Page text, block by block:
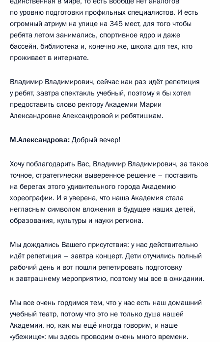
по уровню подготовки профильных специалистов. И есть
огромный атриум на улице на 345 мест, для того чтобы
ребята летом занимались, спортивное ядро и даже
бассейн, библиотека и, конечно же, школа для тех, кто
проживает в интернате.
Владимир Владимирович, сейчас как раз идёт репетиция
у ребят, завтра спектакль учебный, поэтому я бы хотел
предоставить слово ректору Академии Марии
Александровне Александровой и ребятишкам.
М.Александрова: Добрый вечер!
Хочу поблагодарить Вас, Владимир Владимирович, за такое
точное, стратегически выверенное решение – поставить
на берегах этого удивительного города Академию
хореографии. И я уверена, что наша Академия стала
негласным символом вложения в будущее наших детей,
образования, культуры и науки региона.
Мы дождались Вашего присутствия: у нас действительно
идёт репетиция – завтра концерт. Дети отучились полный
рабочий день и вот пошли репетировать подготовку
к завтрашнему мероприятию, поэтому мы все в ожидании.
Мы все очень гордимся тем, что у нас есть наш домашний
учебный театр, потому что это не только душа нашей
Академии, но, как мы ещё иногда говорим, и наше
«убежище»: мы здесь проводим очень много времени.